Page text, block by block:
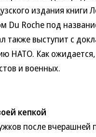
издания
Du Roche под
также выступит с
НАТО. Как
и военных.
кепкой
после вчерашней